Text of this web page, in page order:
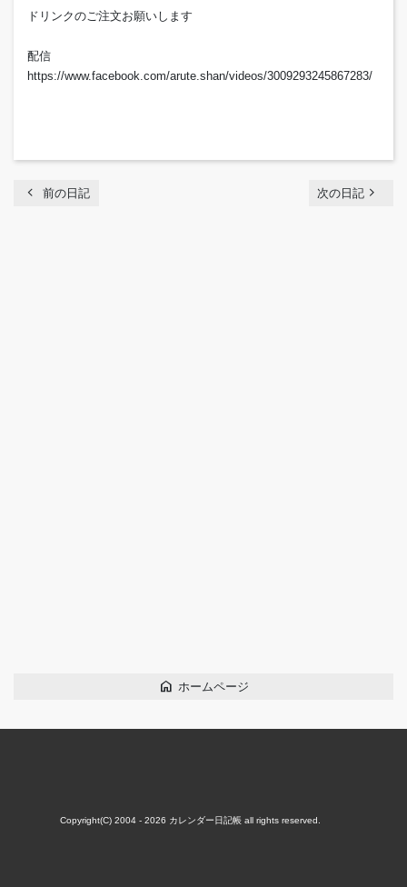
ドリンクのご注文お願いします
配信
https://www.facebook.com/arute.shan/videos/3009293245867283/
chevron_left 前の日記 次の日記 navigate_next
home ホームページ
Copyright(C) 2004 - 2026 カレンダー日記帳all rights reserved.